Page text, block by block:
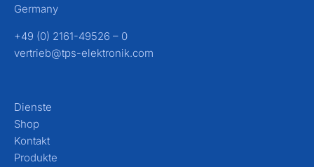
Germany
+49 (0) 2161-49526 – 0
vertrieb@tps-elektronik.com
Dienste
Shop
Kontakt
Produkte